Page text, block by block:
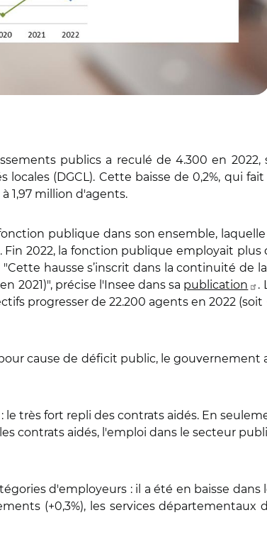
publics a reculé de 4.300 en 2022,
(DGCL). Cette baisse de 0,2%, qui
1,97 million d'agents.
publique dans son ensemble,
Fin 2022, la fonction publique employait
hausse s’inscrit dans la continuité de
2021)", précise l'Insee dans sa publication
.
progresser de 22.200 agents en 2022 (soit
cause de déficit public, le gouvernement
très fort repli des contrats aidés. En
contrats aidés, l'emploi dans le secteur
d'employeurs : il a été en baisse dans
(+0,3%), les services départementaux